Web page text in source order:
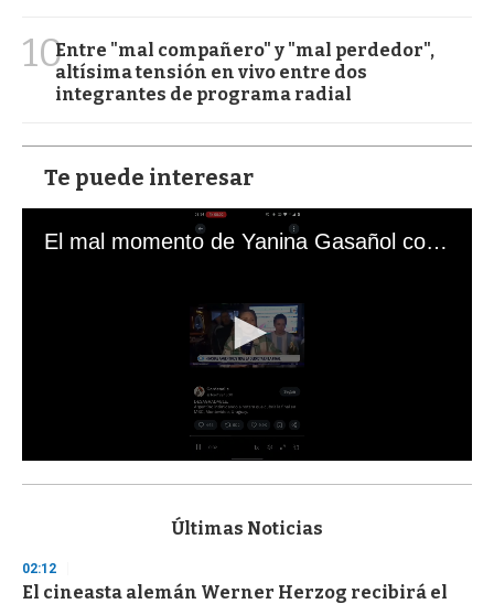
10Entre "mal compañero" y "mal perdedor",
altísima tensión en vivo entre dos
integrantes de programa radial
Te puede interesar
El mal momento de Yanina Gasañol con un hincha argentino en "Subrayado"
s
d
s
Últimas Noticias
02:12
El cineasta alemán Werner Herzog recibirá el